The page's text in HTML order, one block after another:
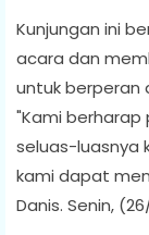
Kunjungan ini
acara dan
untuk berperan
"Kami berharap
seluas-luasnya
kami dapat
Danis. Senin,